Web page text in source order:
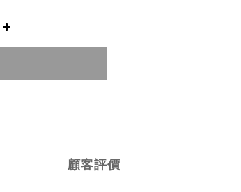
顧客評價